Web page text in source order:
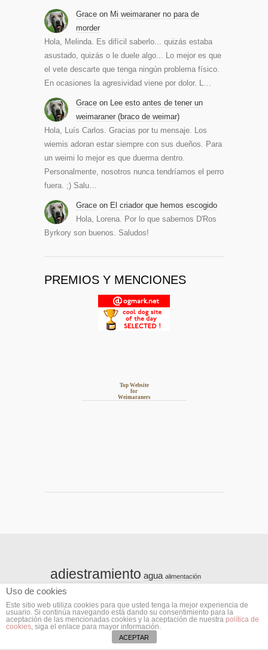
Grace on Mi weimaraner no para de
morder
Hola, Melinda. Es difícil saberlo... quizás estaba
asustado, quizás o le duele algo... Lo mejor es que
el vete descarte que tenga ningún problema físico.
En ocasiones la agresividad viene por dolor. L…
Grace on Lee esto antes de tener un
weimaraner (braco de weimar)
Hola, Luís Carlos. Gracias por tu mensaje. Los
wiemis adoran estar siempre con sus dueños. Para
un weimi lo mejor es que duerma dentro.
Personalmente, nosotros nunca tendríamos el perro
fuera. ;) Salu…
Grace on El criador que hemos escogido
Hola, Lorena. Por lo que sabemos D'Ros
Byrkory son buenos. Saludos!
PREMIOS Y MENCIONES
Top Website
for
Weimaraners
adiestramiento agua alimentación
amigos
cachorro campo comida
Curiosidades durmiendo
enfermedad esterilización
Uso de cookies
Este sitio web utiliza cookies para que usted tenga la mejor experiencia de
usuario. Si continúa navegando está dando su consentimiento para la
aceptación de las mencionadas cookies y la aceptación de nuestra política de
cookies, siga el enlace para mayor información.
ACEPTAR